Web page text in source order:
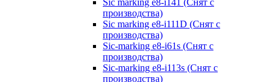
Sic marking e8-i141 (Снят с
производства)
Sic marking e8-i111D (Снят с
производства)
Sic-marking e8-i61s (Снят с
производства)
Sic-marking e8-i113s (Снят с
производства)